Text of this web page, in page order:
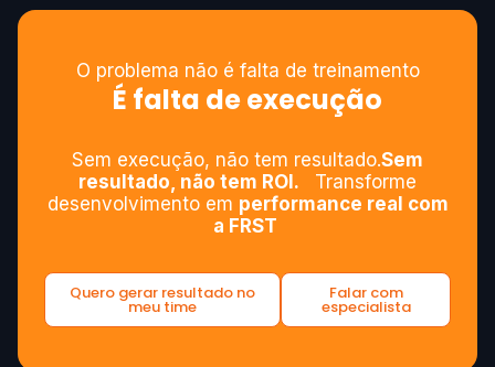
O problema não é falta de treinamento
É falta de execução
Sem execução, não tem resultado.Sem
resultado, não tem ROI.
Transforme
desenvolvimento em performance real com
a FRST
Quero gerar resultado no
meu time
Falar com
especialista